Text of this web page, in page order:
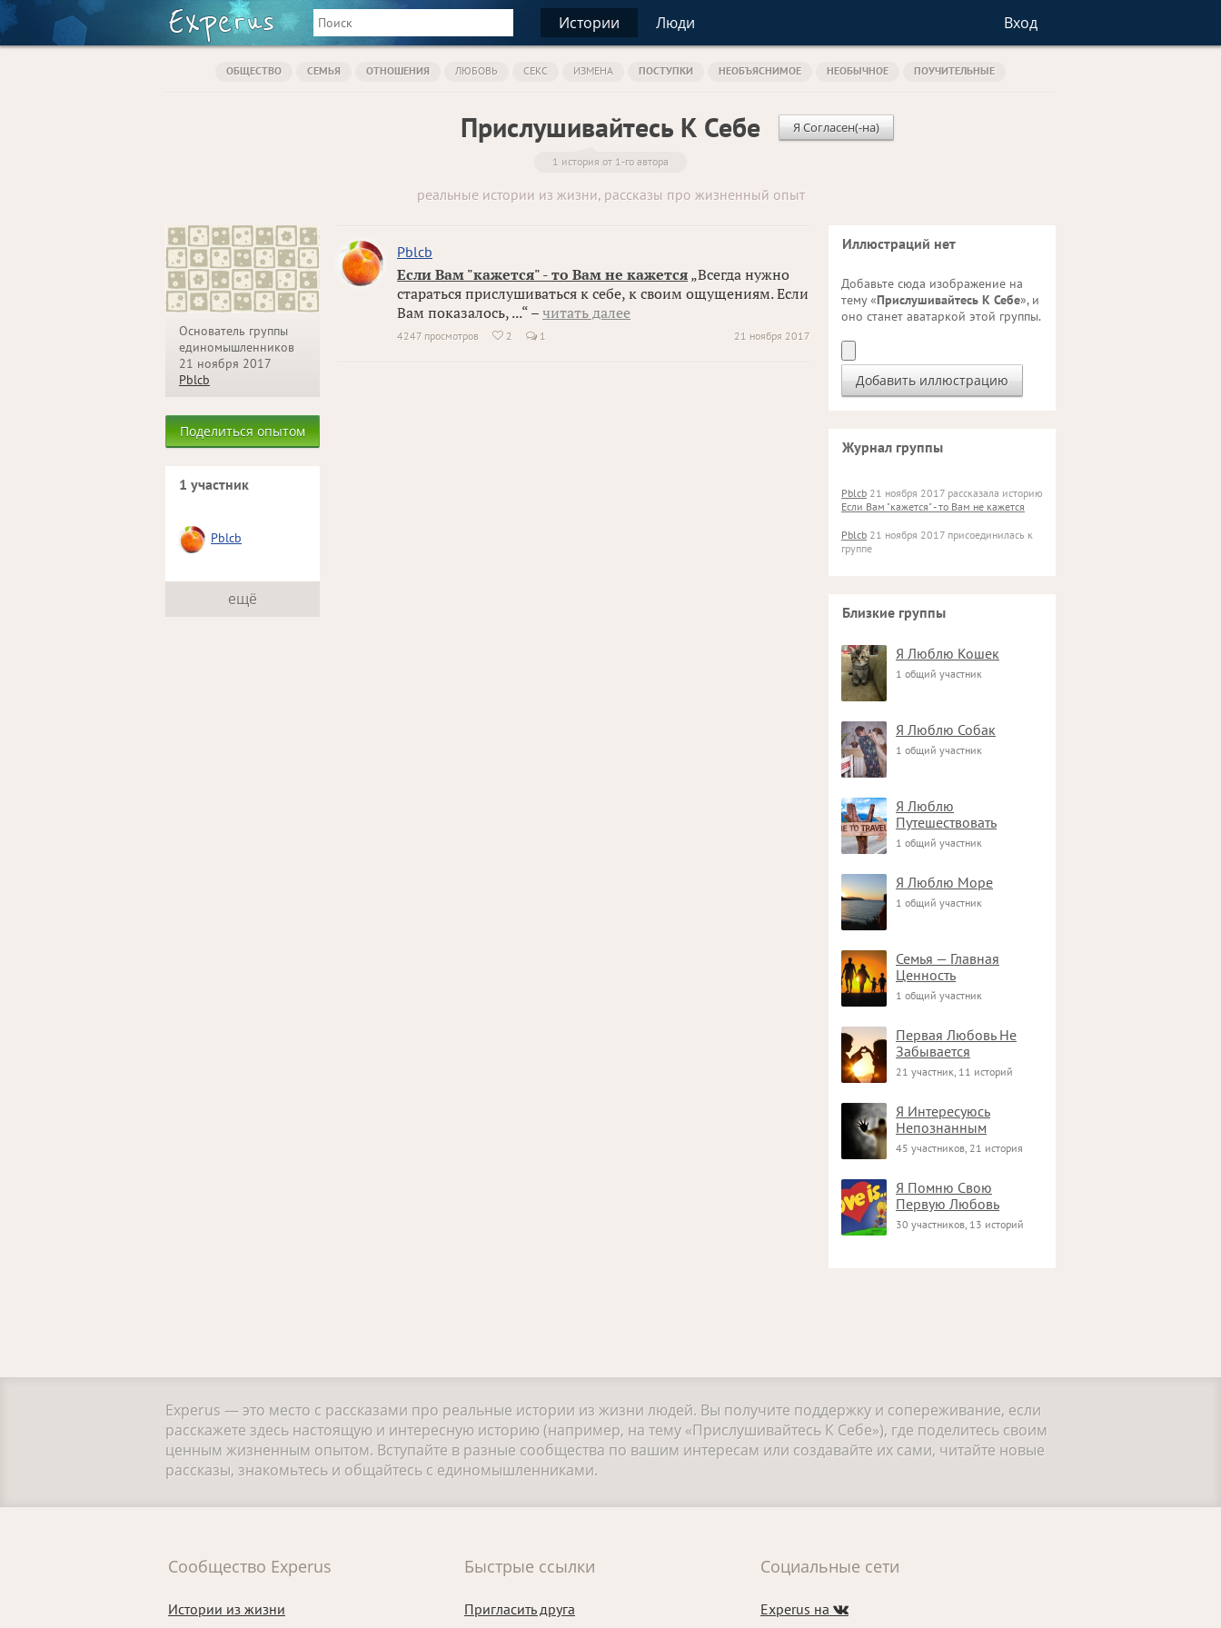
Истории Люди Вход
ОБЩЕСТВО СЕМЬЯ ОТНОШЕНИЯ ЛЮБОВЬ СЕКС ИЗМЕНА ПОСТУПКИ НЕОБЪЯСНИМОЕ НЕОБЫЧНОЕ ПОУЧИТЕЛЬНЫЕ
Прислушивайтесь К Себе Я Согласен(-на)
1 история от 1-го автора
реальные истории из жизни, рассказы про жизненный опыт
Основатель группы
единомышленников
21 ноября 2017
Pblcb
Поделиться опытом
1 участник
Pblcb
ещё
Pblcb
Если Вам "кажется" - то Вам не кажется „Всегда нужно
стараться прислушиваться к себе, к своим ощущениям. Если
Вам показалось, ...“ – читать далее
21 ноября 2017
4247 просмотров  2 1
Иллюстраций нет
Добавьте сюда изображение на
тему «Прислушивайтесь К Себе», и
оно станет аватаркой этой группы.
Журнал группы
Pblcb 21 ноября 2017 рассказала историю
Если Вам "кажется" - то Вам не кажется
Pblcb 21 ноября 2017 присоединилась к
группе
Близкие группы
Я Люблю Кошек
1 общий участник
Я Люблю Собак
1 общий участник
Я Люблю
Путешествовать
1 общий участник
Я Люблю Море
1 общий участник
Семья — Главная
Ценность
1 общий участник
Первая Любовь Не
Забывается
21 участник, 11 историй
Я Интересуюсь
Непознанным
45 участников, 21 история
Я Помню Свою
Первую Любовь
30 участников, 13 историй
Experus — это место с рассказами про реальные истории из жизни людей. Вы получите поддержку и сопереживание, если
расскажете здесь настоящую и интересную историю (например, на тему «Прислушивайтесь К Себе»), где поделитесь своим
ценным жизненным опытом. Вступайте в разные сообщества по вашим интересам или создавайте их сами, читайте новые
рассказы, знакомьтесь и общайтесь с единомышленниками.
Сообщество Experus
Истории из жизни
Быстрые ссылки
Пригласить друга
Социальные сети
Experus на 